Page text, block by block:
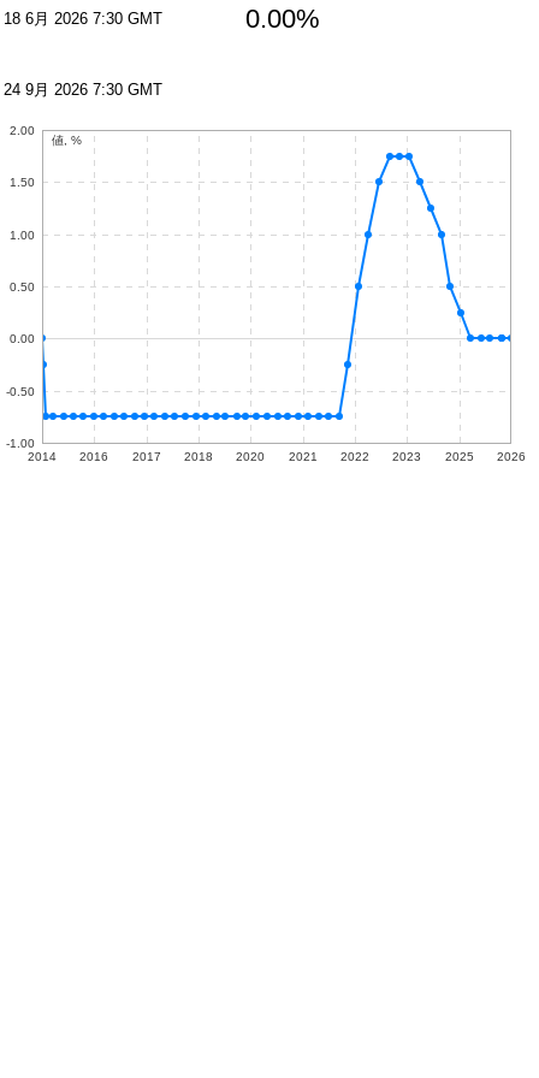
18 6月 2026 7:30 GMT 0.00%
24 9月 2026 7:30 GMT